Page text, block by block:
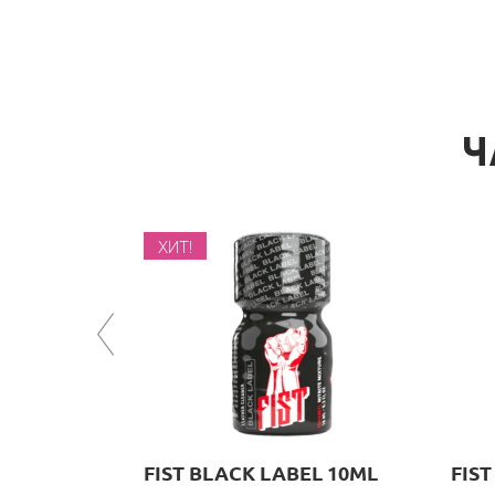
ХИТ!
FIST BLACK LABEL 10ML